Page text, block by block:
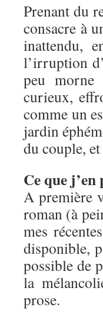
Prenant du
consacre à
inattendu,
l’irruption
peu morne
curieux,
comme un
jardin
du couple,
Ce que j’en
A première
roman (à
mes
disponible,
possible de
la
prose.